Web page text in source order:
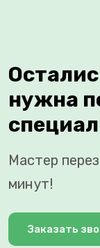
нужна
Мастер
минут!
Заказать